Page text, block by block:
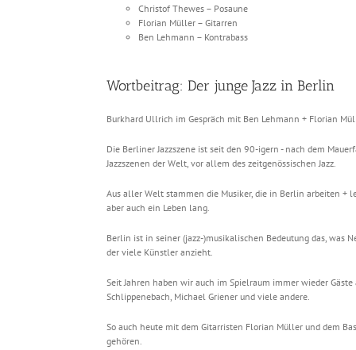
Christof Thewes – Posaune
Florian Müller – Gitarren
Ben Lehmann – Kontrabass
Wortbeitrag: Der junge Jazz in Berlin
Burkhard Ullrich im Gespräch mit Ben Lehmann + Florian
Die Berliner Jazzszene ist seit den 90-igern - nach dem
Jazzszenen der Welt, vor allem des zeitgenössischen Jazz.
Aus aller Welt stammen die Musiker, die in Berlin arbeiten +
aber auch ein Leben lang.
Berlin ist in seiner (jazz-)musikalischen Bedeutung das,
der viele Künstler anzieht.
Seit Jahren haben wir auch im Spielraum immer wieder
Schlippenebach, Michael Griener und viele andere.
So auch heute mit dem Gitarristen Florian Müller und dem
gehören.